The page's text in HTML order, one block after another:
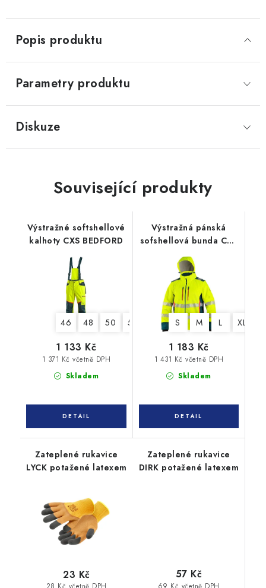
Popis produktu
Parametry produktu
Diskuze
Související produkty
Výstražné softshellové
kalhoty CXS BEDFORD
46 48 50 52 56 58 60 62
Skladem
1 371 Kč včetně DPH
1 133 Kč
Výstražná pánská
sofshellová bunda CXS
BEDFORD
S M L XL
Skladem
1 431 Kč včetně DPH
1 183 Kč
Zateplené rukavice
LYCK potažené latexem
23 Kč
Zateplené rukavice
DIRK potažené latexem
69 Kč včetně DPH
57 Kč